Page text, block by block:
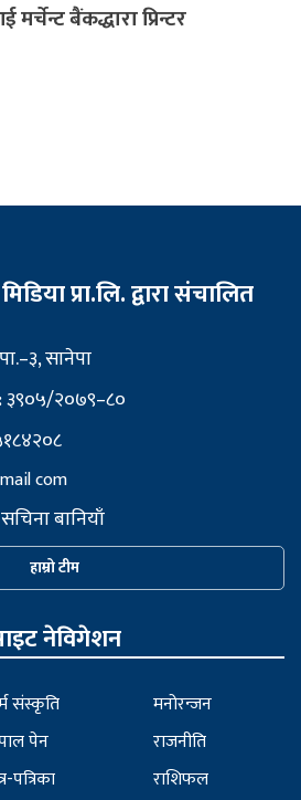
बैंकद्धारा प्रिन्टर
प्रा.लि. द्वारा संचालित
सानेपा
३९०५/२०७९–८०
com
सचिना बानियाँ
हाम्रो टीम
नेविगेशन
संस्कृति
पेन
पत्रिका
मनोरन्जन
राजनीति
राशिफल